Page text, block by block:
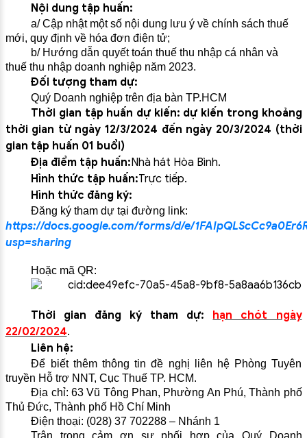
Nội dung tập huấn:
a/ Cập nhật một số nội dung lưu ý về chính sách thuế
mới, quy định về hóa đơn điện tử;
b/ Hướng dẫn quyết toán thuế thu nhập cá nhân và
thuế thu nhập doanh nghiệp năm 2023.
Đối tượng tham dự:
Quý Doanh nghiệp trên địa bàn TP.HCM
Thời gian tập huấn dự kiến: dự kiến trong khoảng
thời gian từ ngày 12/3/2024 đến ngày 20/3/2024 (thời
gian tập huấn 01 buổi)
Địa điểm tập huấn:Nhà hát Hòa Bình.
Hình thức tập huấn:Trực tiếp.
Hình thức đăng ký:
Đăng ký tham dự tại đường link:
https://docs.google.com/forms/d/e/
usp=sharing
Hoặc mã QR:
Thời gian đăng ký tham dự: hạn chót ngày
22/02/2024.
Liên hệ:
Để biết thêm thông tin đề nghị liên hệ Phòng Tuyên
truyền Hỗ trợ NNT, Cục Thuế TP. HCM.
Địa chỉ: 63 Vũ Tông Phan, Phường An Phú, Thành phố
Thủ Đức, Thành phố Hồ Chí Minh
Điện thoại: (028) 37 702288 – Nhánh 1